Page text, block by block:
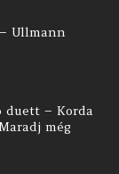
Ullmann
duett – Korda
még